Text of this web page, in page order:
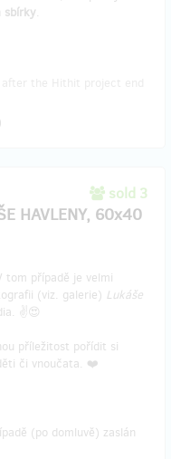
sbírky.
sold 3
HAVLENY, 60x40
případě je velmi
(viz. galerie) Lukáše
✌️😍
příležitost pořídit si
či vnoučata. ❤️
(po domluvě) zaslán